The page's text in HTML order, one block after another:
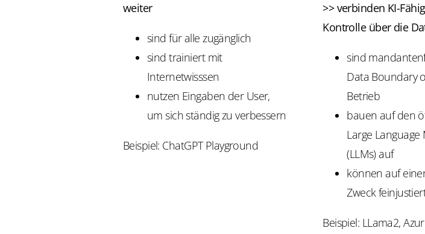
weiter
sind für alle zugänglich
sind trainiert mit
Internetwisssen
nutzen Eingaben der User,
um sich ständig zu verbessern
Beispiel: ChatGPT Playground
>> verbinden KI-
Kontrolle über die
sind
Data Boundary
Betrieb
bauen auf den
Large Language
(LLMs) auf
können auf
Zweck
Beispiel: LLama2,